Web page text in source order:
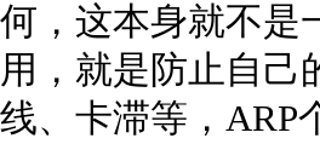
何，这本身就不是
用，就是防止自己
线、卡滞等，ARP